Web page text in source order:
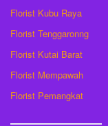
Florist Kubu Raya
Florist Tenggaronng
Florist Kutai Barat
Florist Mempawah
Florist Pemangkat